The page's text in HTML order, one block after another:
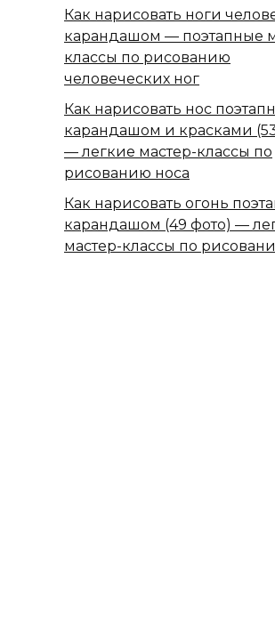
Как нарисовать ноги
карандашом — поэтапные
классы по рисованию
человеческих ног
Как нарисовать нос
карандашом и красками
— легкие мастер-классы по
рисованию носа
Как нарисовать огонь
карандашом (49 фото) —
мастер-классы по